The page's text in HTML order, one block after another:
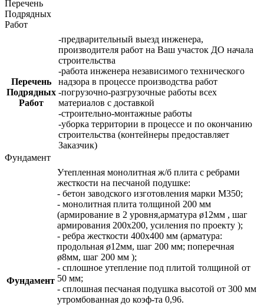
Перечень
Подрядных
Работ
Перечень
Подрядных
Работ
-предварительный выезд инженера,
производителя работ на Ваш участок ДО начала
строительства
-работа инженера независимого технического
надзора в процессе производства работ
-погрузочно-разгрузочные работы всех
материалов с доставкой
-строительно-монтажные работы
-уборка территории в процессе и по окончанию
строительства (контейнеры предоставляет
Заказчик)
Фундамент
Фундамент
Утепленная монолитная ж/б плита с ребрами
жесткости на песчаной подушке:
- бетон заводского изготовления марки М350;
- монолитная плита толщиной 200 мм
(армирование в 2 уровня,арматура ø12мм , шаг
армирования 200х200, усиления по проекту );
- ребра жесткости 400х400 мм (арматура:
продольная ø12мм, шаг 200 мм; поперечная
ø8мм, шаг 200 мм );
- сплошное утепление под плитой толщиной от
50 мм;
- сплошная песчаная подушка высотой от 300 мм
утромбованная до коэф-та 0,96.